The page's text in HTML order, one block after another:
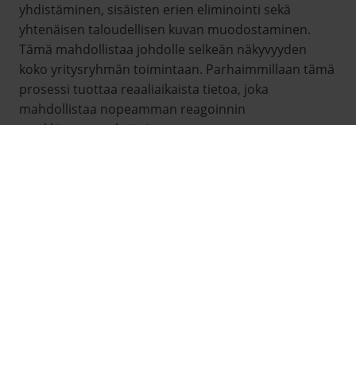
yhdistäminen, sisäisten erien eliminointi sekä
yhtenäisen taloudellisen kuvan muodostaminen.
Tämä mahdollistaa johdolle selkeän näkyvyyden
koko yritysryhmän toimintaan. Parhaimmillaan tämä
prosessi tuottaa reaaliaikaista tietoa, joka
mahdollistaa nopeamman reagoinnin
markkinamuutoksiin ja